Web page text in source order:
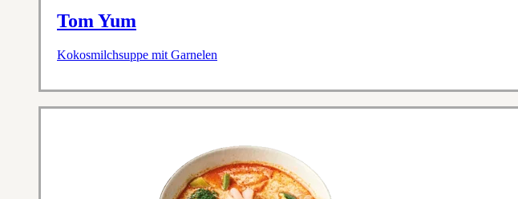
Tom Yum
Kokosmilchsuppe mit Garnelen